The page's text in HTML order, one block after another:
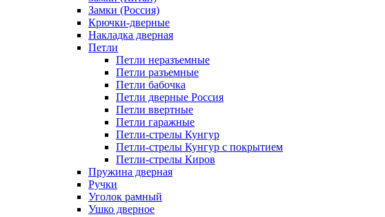
Замки (Россия)
Крючки-дверные
Накладка дверная
Петли
Петли неразъемные
Петли разъемные
Петли бабочка
Петли дверные Россия
Петли ввертные
Петли гаражные
Петли-стрелы Кунгур
Петли-стрелы Кунгур с покрытием
Петли-стрелы Киров
Пружина дверная
Ручки
Уголок рамный
Ушко дверное